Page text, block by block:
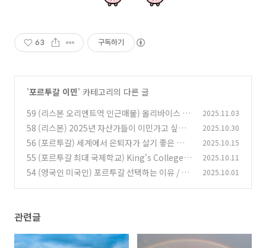
63 구독하기
'포르투갈 이민' 카테고리의 다른 글
59 (리스본 오리엔트역 인근매물) 올리바이스 만
히싸 거리 10층 아파트 (20)
2025.11.03
58 (리스본) 2025년 자산가들이 이민가고 싶은
유럽 도시 1위
(76)
2025.10.30
56 (포르투갈) 세계에서 은퇴자가 살기 좋은 국가
1위 선정
(148)
2025.10.15
55 (포르투갈 최대 국제학교) King's College S
chool
(144)
2025.10.11
54 (영국인 미국인) 포르투갈 선택하는 이유 / 선
2025.10.01
관련글